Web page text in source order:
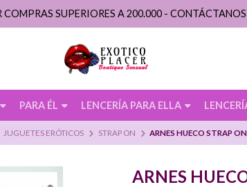
PARA ÉL LENCERÍA PARA ELLA
SUPERIORES A 200.000 - CONTÁCTANOS
JUGUETES ERÓTICOS STRAP ON ARNES HUECO STRAP ON
ARNES